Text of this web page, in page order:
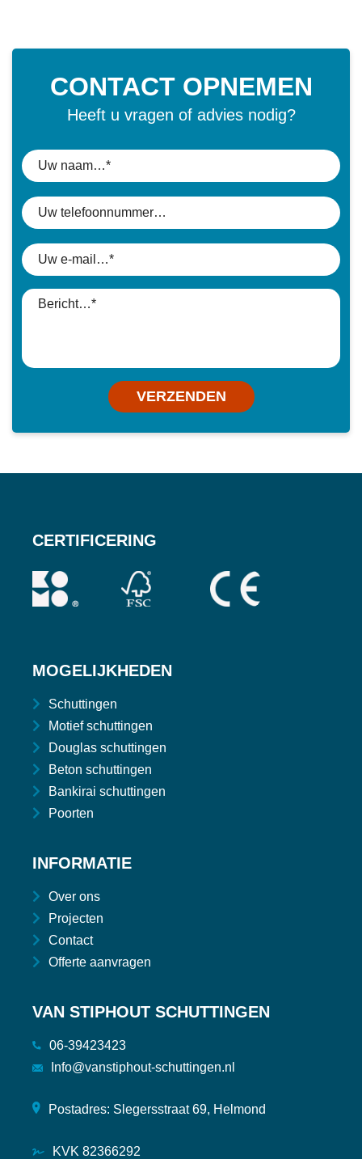
CONTACT OPNEMEN
Heeft u vragen of advies nodig?
VERZENDEN
CERTIFICERING
MOGELIJKHEDEN
Schuttingen
Motief schuttingen
Douglas schuttingen
Beton schuttingen
Bankirai schuttingen
Poorten
INFORMATIE
Over ons
Projecten
Contact
Offerte aanvragen
VAN STIPHOUT SCHUTTINGEN
06-39423423
Info@vanstiphout-schuttingen.nl
Postadres: Slegersstraat 69, Helmond
KVK 82366292